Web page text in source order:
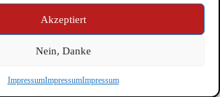
Akzeptiert
Nein, Danke
ImpressumImpressumImpressum
Kirchbichl 2026 - WordPress Theme